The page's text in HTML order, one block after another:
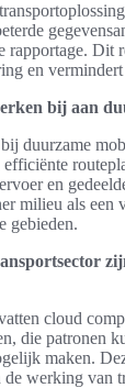
rapportage. Dit
en
bij aan
duurzame
en
milieu als een
gebieden.
cloud
die patronen
maken.
werking van